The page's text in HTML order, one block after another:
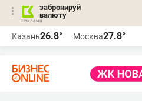
забронируй
валюту
Казань26.8° Москва27.8°